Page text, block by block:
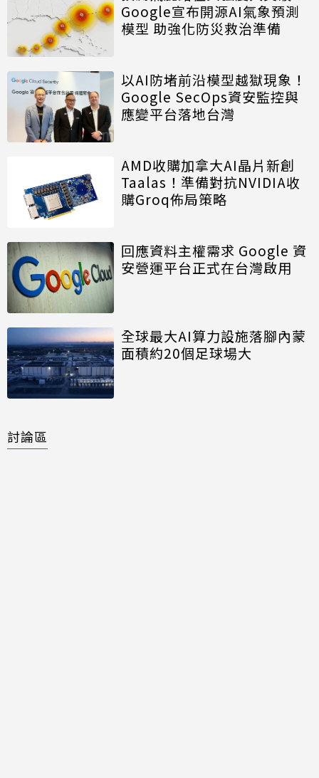
Google宣布開源AI氣象預測
模型 助強化防災救治準備
以AI防堵前沿模型越獄現象！
Google SecOps資安監控與
應變平台落地台灣
AMD收購加拿大AI晶片新創
Taalas！準備對抗NVIDIA收
購Groq佈局策略
回應資料主權需求 Google 資
安營運平台正式在台灣啟用
全球最大AI算力設施落腳內蒙
面積約20個足球場大
討論區